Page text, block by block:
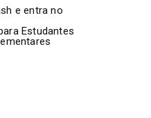
e entra no
Estudantes